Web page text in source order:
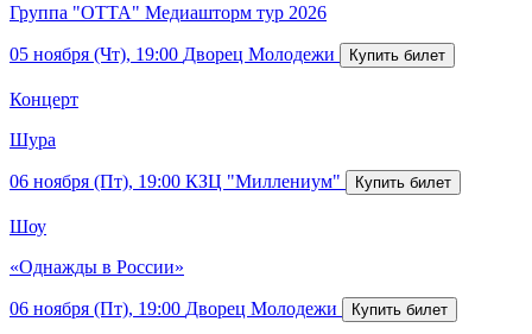
Группа "ОТТА" Медиашторм тур 2026
05 ноября (Чт), 19:00 Дворец Молодежи
Концерт
Шура
06 ноября (Пт), 19:00 КЗЦ "Миллениум"
Шоу
«Однажды в России»
06 ноября (Пт), 19:00 Дворец Молодежи